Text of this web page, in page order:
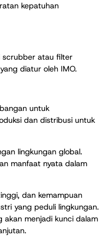
kepatuhan
scrubber atau filter
diatur oleh IMO.
untuk
dan distribusi untuk
lingkungan global.
manfaat nyata dalam
dan kemampuan
yang peduli lingkungan.
menjadi kunci dalam